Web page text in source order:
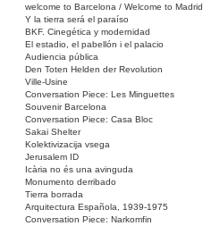
welcome to Barcelona / Welcome to Madrid
Y la tierra será el paraíso
BKF. Cinegética y modernidad
El estadio, el pabellón i el palacio
Audiencia pública
Den Toten Helden der Revolution
Ville-Usine
Conversation Piece: Les Minguettes
Souvenir Barcelona
Conversation Piece: Casa Bloc
Sakai Shelter
Kolektivizacija vsega
Jerusalem ID
Icària no és una avinguda
Monumento derribado
Tierra borrada
Arquitectura Española, 1939-1975
Conversation Piece: Narkomfin